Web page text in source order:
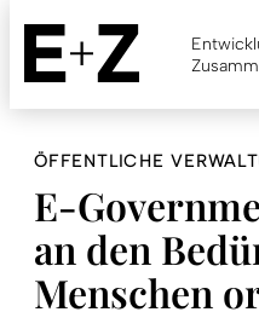
Skip
main
content
ÖFFENTLICHE
E-
an den
Menschen